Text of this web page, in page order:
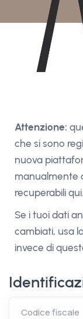
Attenzione:
che si sono
nuova
manualmente
recuperabili qui.
Se i tuoi dati
cambiati, usa
invece di
Codice fiscale